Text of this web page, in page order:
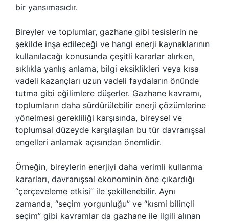
bir yansımasıdır.
Bireyler ve toplumlar, gazhane gibi tesislerin ne
şekilde inşa edileceği ve hangi enerji kaynaklarının
kullanılacağı konusunda çeşitli kararlar alırken,
sıklıkla yanlış anlama, bilgi eksiklikleri veya kısa
vadeli kazançları uzun vadeli faydaların önünde
tutma gibi eğilimlere düşerler. Gazhane kavramı,
toplumların daha sürdürülebilir enerji çözümlerine
yönelmesi gerekliliği karşısında, bireysel ve
toplumsal düzeyde karşılaşılan bu tür davranışsal
engelleri anlamak açısından önemlidir.
Örneğin, bireylerin enerjiyi daha verimli kullanma
kararları, davranışsal ekonominin öne çıkardığı
“çerçeveleme etkisi” ile şekillenebilir. Aynı
zamanda, “seçim yorgunluğu” ve “kısmi bilinçli
seçim” gibi kavramlar da gazhane ile ilgili alınan